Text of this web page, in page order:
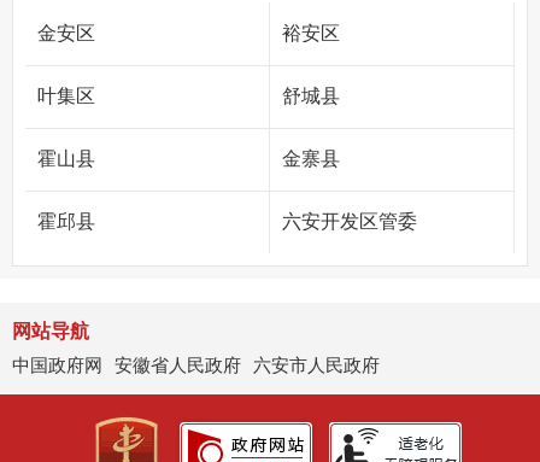
人行六安市分行
金安区 裕安区
叶集区 舒城县
霍山县 金寨县
霍邱县 六安开发区管委
网站导航
中国政府网
安徽省人民政府 六安市人民政府